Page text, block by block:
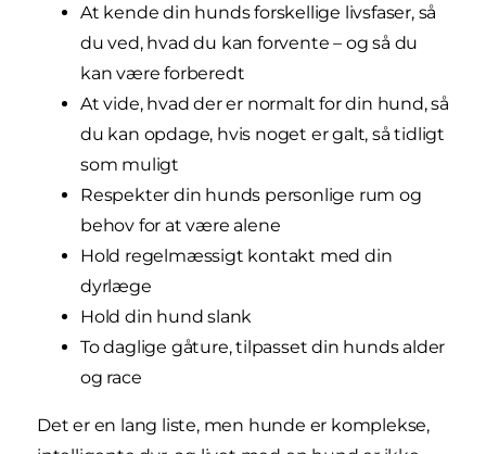
At kende din hunds forskellige livsfaser, så
du ved, hvad du kan forvente – og så du
kan være forberedt
At vide, hvad der er normalt for din hund, så
du kan opdage, hvis noget er galt, så tidligt
som muligt
Respekter din hunds personlige rum og
behov for at være alene
Hold regelmæssigt kontakt med din
dyrlæge
Hold din hund slank
To daglige gåture, tilpasset din hunds alder
og race
Det er en lang liste, men hunde er komplekse,